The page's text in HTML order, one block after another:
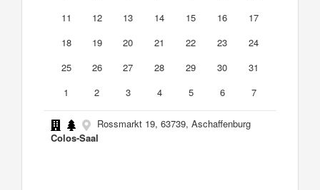
11
12 13 14 15 16
17
18
19 20 21 22 23
24
25
26 27 28 29 30
31
1
2 3 4 5 6 7
Rossmarkt 19, 63739, Aschaffenburg
Colos-Saal